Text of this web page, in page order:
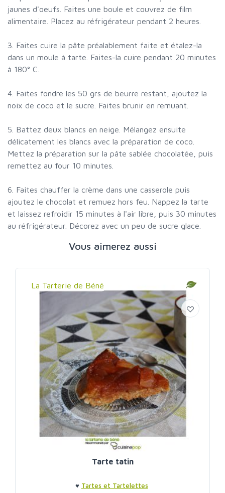
jaunes d'oeufs. Faites une boule et couvrez de film
alimentaire. Placez au réfrigérateur pendant 2 heures.
3. Faites cuire la pâte préalablement faite et étalez-la
dans un moule à tarte. Faites-la cuire pendant 20 minutes
à 180° C.
4. Faites fondre les 50 grs de beurre restant, ajoutez la
noix de coco et le sucre. Faites brunir en remuant.
5. Battez deux blancs en neige. Mélangez ensuite
délicatement les blancs avec la préparation de coco.
Mettez la préparation sur la pâte sablée chocolatée, puis
remettez au four 10 minutes.
6. Faites chauffer la crème dans une casserole puis
ajoutez le chocolat et remuez hors feu. Nappez la tarte
et laissez refroidir 15 minutes à l'air libre, puis 30 minutes
au réfrigérateur. Décorez avec un peu de sucre glace.
Vous aimerez aussi
La Tarterie de Béné
Tarte tatin
♥ Tartes et Tartelettes